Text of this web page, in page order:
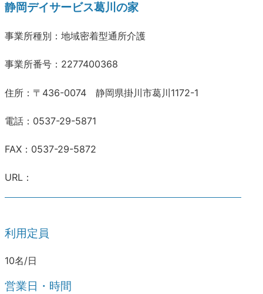
静岡デイサービス葛川の家
事業所種別：地域密着型通所介護
事業所番号：2277400368
住所：〒436-0074 静岡県掛川市葛川1172-1
電話：0537-29-5871
FAX：0537-29-5872
URL：
利用定員
10名/日
営業日・時間